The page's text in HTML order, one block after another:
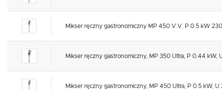
Mikser ręczny gastronomiczny MP 450 V.V. P 0.5 kW
Mikser ręczny gastronomiczny, MP 350 Ultra, P 0.44 kW,
Mikser ręczny gastronomiczny, MP 450 Ultra, P 0.5 kW, U